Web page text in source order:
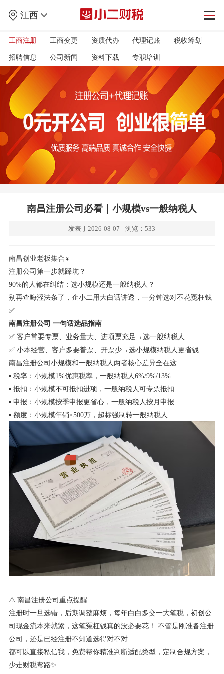
江西
工商注册 工商变更 资质代办 代理记账 税收筹划
招聘信息 公司新闻 资料下载 专职培训
南昌注册公司必看｜小规模vs一般纳税人
发表于2026-08-07 浏览：533
南昌创业老板集合‍♀️
注册公司第一步就踩坑？
90%的人都在纠结：选小规模还是一般纳税人？
别再查晦涩法条了，企小二用大白话讲透，一分钟选对不花冤枉钱
✅
南昌注册公司 一句话选品指南
✅ 客户常要专票、业务量大、进项票充足→选一般纳税人
✅ 小本经营、客户多要普票、开票少→选小规模纳税人更省钱
南昌注册公司小规模和一般纳税人两者核心差异全在这
▪️ 税率：小规模1%优惠税率，一般纳税人6%/9%/13%
▪️ 抵扣：小规模不可抵扣进项，一般纳税人可专票抵扣
▪️ 申报：小规模按季申报更省心，一般纳税人按月申报
▪️ 额度：小规模年销≤500万，超标强制转一般纳税人
⚠️ 南昌注册公司重点提醒
注册时一旦选错，后期调整麻烦，每年白白多交一大笔税，初创公
司现金流本来就紧，这笔冤枉钱真的没必要花！ 不管是刚准备注册
公司，还是已经注册不知道选得对不对
都可以直接私信我，免费帮你精准判断适配类型，定制合规方案，
少走财税弯路✨